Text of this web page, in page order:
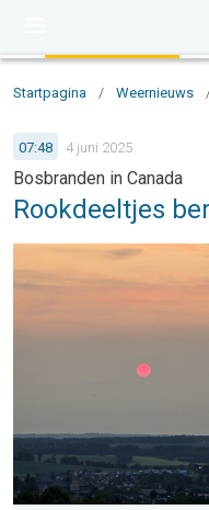
Startpagina / Weernieuws
07:48 4 juni 2025
Bosbranden in Canada
Rookdeeltjes